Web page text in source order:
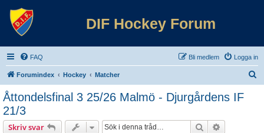
DIF Hockey Forum
FAQ Logga in
Bli medlem
Forumindex Hockey Matcher
Åttondelsfinal 3 25/26 Malmö - Djurgårdens IF
21/3
Skriv svar Sök